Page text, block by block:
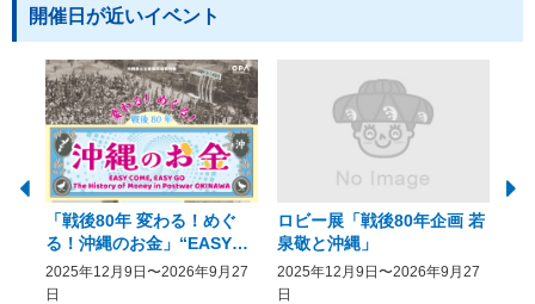
開催日が近いイベント
「戦後80年 変わる！めぐ
る！沖縄のお金」“EASY
COME, EASY GO － The
History of Money in
2025年12月9日〜2026年9月27
日
ロビー展「戦後80年企画 若
泉敬と沖縄」
2025年12月9日〜2026年9月27
日